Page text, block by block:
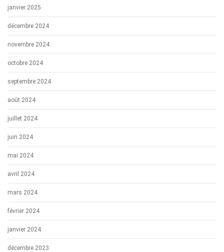
janvier 2025
décembre 2024
novembre 2024
octobre 2024
septembre 2024
août 2024
juillet 2024
juin 2024
mai 2024
avril 2024
mars 2024
février 2024
janvier 2024
décembre 2023